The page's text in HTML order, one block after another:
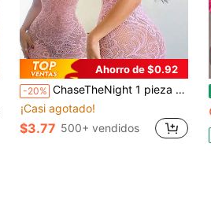
Ahorro de $0.92
-20% ChaseTheNight 1 pieza Falda de malla sexy con tirantes de espagueti y decoración de lazo para mujer
¡Casi agotado!
$3.77 500+ vendidos